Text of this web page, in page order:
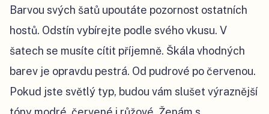
Barvou svých šatů upoutáte pozornost ostatních
hostů. Odstín vybírejte podle svého vkusu. V
šatech se musíte cítit příjemně. Škála vhodných
barev je opravdu pestrá. Od pudrové po červenou.
Pokud jste světlý typ, budou vám slušet výraznější